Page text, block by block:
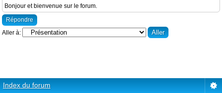
Bonjour et bienvenue sur le forum.
Répondre
Aller à:
Index du forum